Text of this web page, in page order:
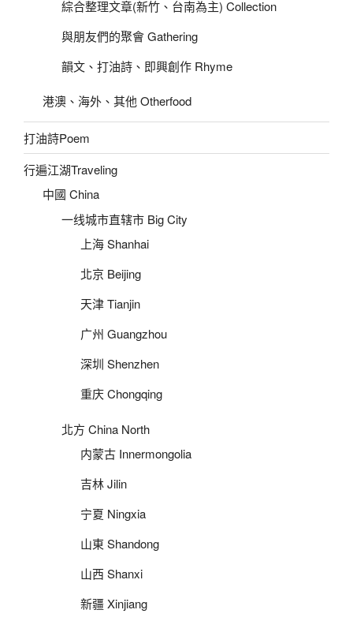
綜合整理文章(新竹、台南為主) Collection
與朋友們的聚會 Gathering
韻文、打油詩、即興創作 Rhyme
港澳、海外、其他 Otherfood
打油詩Poem
行遍江湖Traveling
中國 China
一线城市直辖市 Big City
上海 Shanhai
北京 Beijing
天津 Tianjin
广州 Guangzhou
深圳 Shenzhen
重庆 Chongqing
北方 China North
内蒙古 Innermongolia
吉林 Jilin
宁夏 Ningxia
山東 Shandong
山西 Shanxi
新疆 Xinjiang